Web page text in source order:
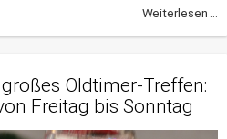
Weiterlesen ...
Oldtimer-Treffen:
Freitag bis Sonntag